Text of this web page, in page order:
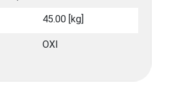
45.00 [kg]
ΟΧΙ